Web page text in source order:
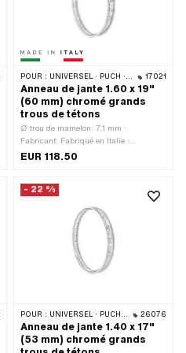
POUR : UNIVERSEL · PUCH · SACHS 17021
Anneau de jante 1.60 x 19"
(60 mm) chromé grands
trous de tétons
Ø trou de mamelon: 7.1 mm ·
Fabricant: Fabriqué en Italie ·
Matériau: Acier · Surface: chromé ·
8.5 mm · Taille des roues: 19 " ·
Ouverture de bouche [pouces]: 1.6 " ·
Ouverture [mm]: 41.2 mm · Largeur
totale à l'extérieur: 60 mm · Nombre de
trous de rayons: 36 pcs
EUR 118.50
- 22 %
POUR : UNIVERSEL · PUCH · SACHS · ZÜNDAPP BELMONDO 26076
Anneau de jante 1.40 x 17"
(53 mm) chromé grands